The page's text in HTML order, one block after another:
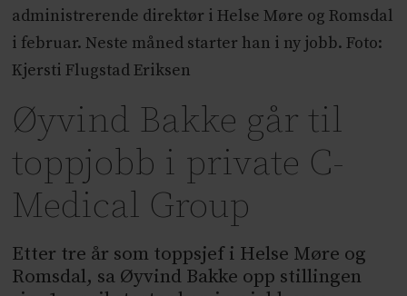
administrerende direktør i Helse Møre og Romsdal
i februar. Neste måned starter han i ny jobb. Foto:
Kjersti Flugstad Eriksen
Øyvind Bakke går til
toppjobb i private C-
Medical Group
Etter tre år som toppsjef i Helse Møre og
Romsdal, sa Øyvind Bakke opp stillingen